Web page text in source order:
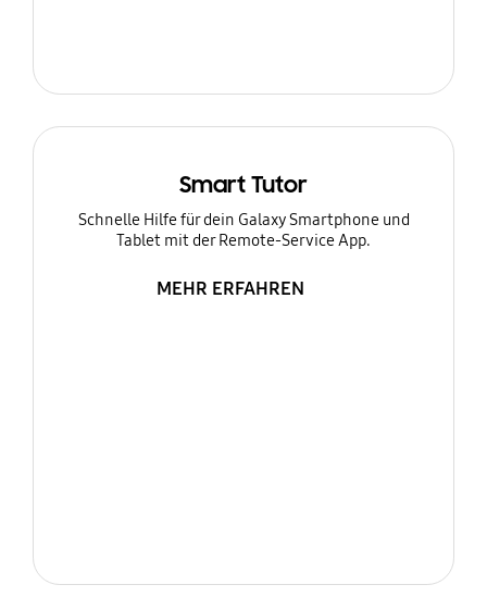
Smart Tutor
Schnelle Hilfe für dein Galaxy Smartphone und
Tablet mit der Remote-Service App.
MEHR ERFAHREN